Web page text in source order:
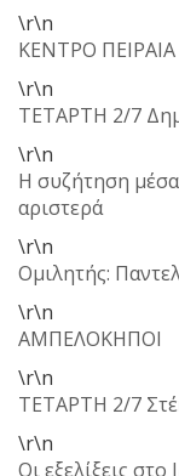
\r\n
ΚΕΝΤΡΟ ΠΕΙΡΑΙΑ
\r\n
ΤΕΤΑΡΤΗ 2/7
\r\n
Η συζήτηση μέσα
αριστερά
\r\n
Ομιλητής:
\r\n
ΑΜΠΕΛΟΚΗΠΟΙ
\r\n
ΤΕΤΑΡΤΗ 2/7
\r\n
Οι εξελίξεις στο